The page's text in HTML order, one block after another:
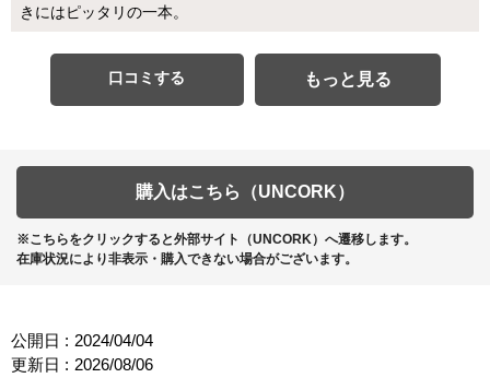
きにはピッタリの一本。
口コミする もっと見る
購入はこちら（UNCORK）
※こちらをクリックすると外部サイト（UNCORK）へ遷移します。
在庫状況により非表示・購入できない場合がございます。
公開日 : 2024/04/04
更新日 : 2026/08/06